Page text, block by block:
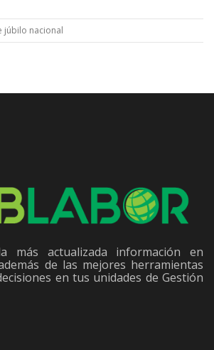
júbilo nacional
más actualizada información en
de las mejores herramientas
en tus unidades de Gestión